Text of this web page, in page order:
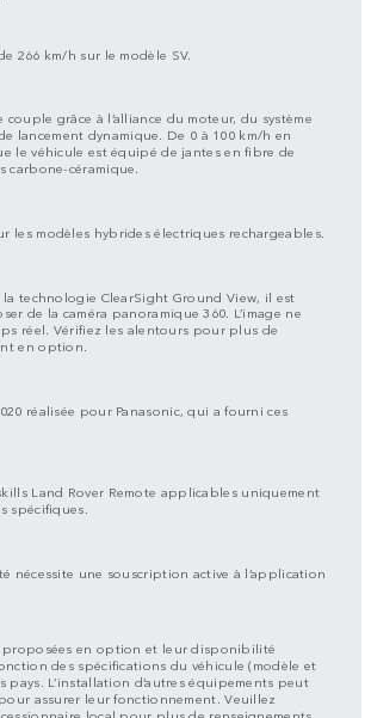
266 km/h sur le modèle SV.
couple grâce à l’alliance du moteur, du système
lancement dynamique. De 0 à 100 km/h en
le véhicule est équipé de jantes en fibre de
carbone-céramique.
les modèles hybrides électriques rechargeables.
technologie ClearSight Ground View, il est
de la caméra panoramique 360. L’image ne
réel. Vérifiez les alentours pour plus de
en option.
réalisée pour Panasonic, qui a fourni ces
Land Rover Remote applicables uniquement
spécifiques.
nécessite une souscription active à l’application
proposées en option et leur disponibilité
des spécifications du véhicule (modèle et
pays. L’installation d’autres équipements peut
pour assurer leur fonctionnement. Veuillez